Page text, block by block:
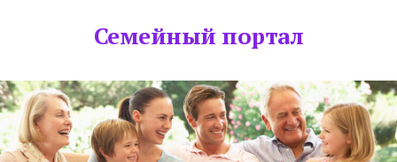
Семейный портал